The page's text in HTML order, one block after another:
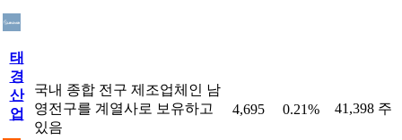
태
경
산
업
국내 종합 전구 제조업체인 남
영전구를 계열사로 보유하고
있음
4,695 0.21% 41,398 주